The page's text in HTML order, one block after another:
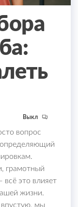
Выкл
вопрос
определяющий
грамотный
всё это влияет
жизни.
впустую, мы